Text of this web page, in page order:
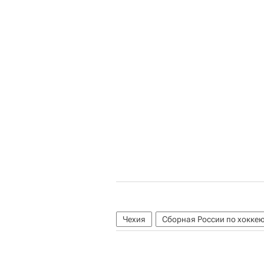
Чехия Сборная России по